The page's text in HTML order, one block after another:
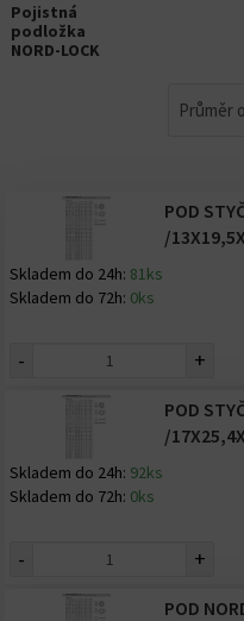
Pojistná
podložka
NORD-LOCK
Průměr
POD
/
Skladem do 24h: 81ks
Skladem do 72h: 0ks
- +
POD
/
Skladem do 24h: 92ks
Skladem do 72h: 0ks
- +
POD